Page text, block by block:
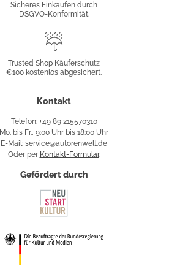
Sicheres Einkaufen durch
DSGVO-Konformität.
Käuferschutz
Trusted Shop Käuferschutz
€100 kostenlos abgesichert.
Kontakt
Telefon: +49 89 215570310
Mo. bis Fr., 9:00 Uhr bis 18:00 Uhr
E-Mail: service@autorenwelt.de
Oder per Kontakt-Formular.
Gefördert durch